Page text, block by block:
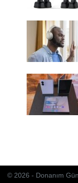
© 2026 - Donanım